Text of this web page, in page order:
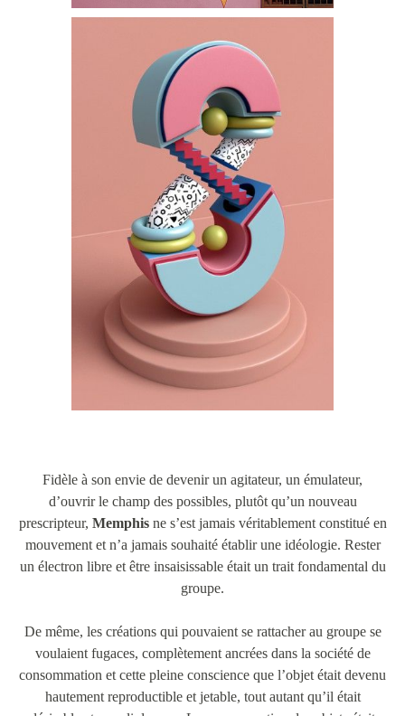
Fidèle à son envie de devenir un agitateur, un émulateur,
d’ouvrir le champ des possibles, plutôt qu’un nouveau
prescripteur, Memphisne s’est jamais véritablement constitué en
mouvement et n’a jamais souhaité établir une idéologie. Rester
un électron libre et être insaisissable était un trait fondamental du
groupe.
De même, les créations qui pouvaient se rattacher au groupe se
voulaient fugaces, complètement ancrées dans la société de
consommation et cette pleine conscience que l’objet était devenu
hautement reproductible et jetable, tout autant qu’il était